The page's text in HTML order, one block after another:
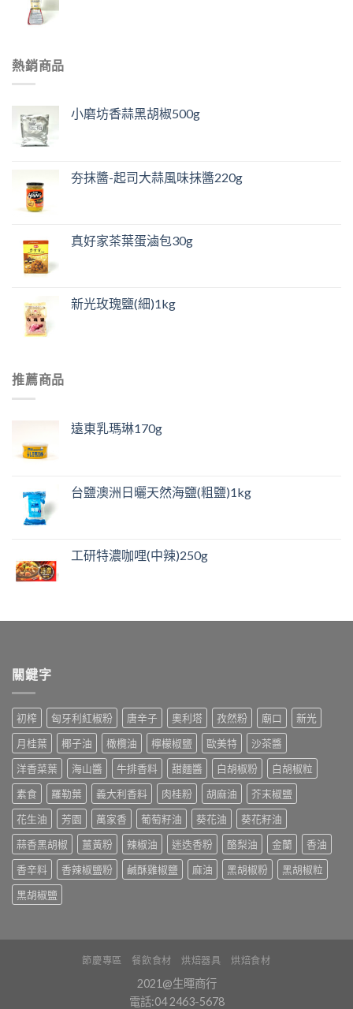
熱銷商品
小磨坊香蒜黑胡椒500g
夯抹醬-起司大蒜風味抹醬220g
真好家茶葉蛋滷包30g
新光玫瑰鹽(細)1kg
推薦商品
遠東乳瑪琳170g
台鹽澳洲日曬天然海鹽(粗鹽)1kg
工研特濃咖哩(中辣)250g
關鍵字
初榨 匈牙利紅椒粉 唐辛子 奧利塔 孜然粉 廟口
新光
月桂葉
椰子油 橄欖油 檸檬椒鹽 歐美特
沙茶醬
洋香菜葉
海山醬 牛排香料 甜麵醬 白胡椒粉
白胡椒粒
素食
羅勒葉 義大利香料 肉桂粉 胡麻油
芥末椒鹽
花生油
芳園 萬家香 葡萄籽油 葵花油
葵花籽油
蒜香黑胡椒
薑黃粉 辣椒油 迷迭香粉 酪梨油 金蘭
香油
香辛料
香辣椒鹽粉 鹹酥雞椒鹽 麻油 黑胡椒粉
黑胡椒粒
黑胡椒鹽
節慶專區 餐飲食材 烘焙器具 烘焙食材
2021@生暉商行
電話:04 2463-5678